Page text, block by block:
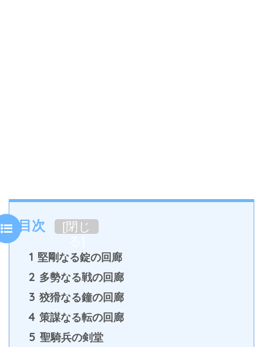
目次 [閉じ
1 堅剛なる錠の回廊
2 多勢なる戦の回廊
3 狡猾なる鐘の回廊
4 策謀なる転の回廊
5 聖騎兵の剣堂